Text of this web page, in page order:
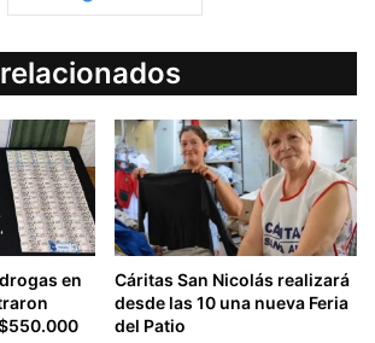
en
Cáritas San Nicolás realizará
desde las 10 una nueva Feria
del Patio